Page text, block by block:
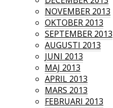
NOVEMBER 2013
OKTOBER 2013
SEPTEMBER 2013
AUGUSTI 2013
JUNI 2013
MAJ 2013
APRIL 2013
MARS 2013
FEBRUARI 2013